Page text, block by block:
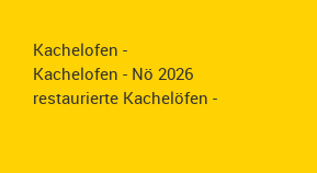
Kachelofen -
Kachelofen - Nö 2026
restaurierte Kachelöfen -